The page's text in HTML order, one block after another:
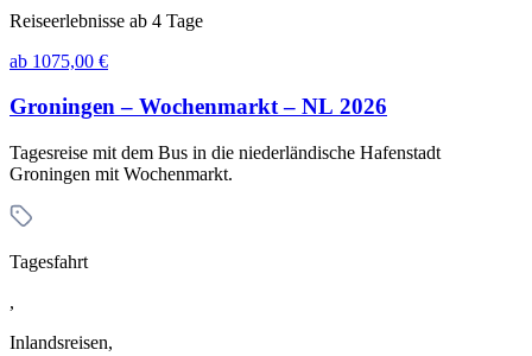
Reiseerlebnisse ab 4 Tage
ab 1075,00 €
Groningen – Wochenmarkt – NL 2026
Tagesreise mit dem Bus in die niederländische Hafenstadt
Groningen mit Wochenmarkt.
Tagesfahrt
,
Inlandsreisen,